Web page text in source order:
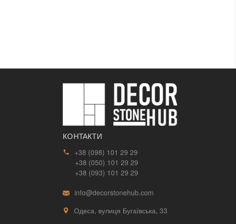
КОНТАКТИ
+38 (098) 101 29 29
+38 (050) 101 29 29
+38 (093) 101 29 29
info@decorstonehub.com
Одеса, вулиця Бугаївська, 33